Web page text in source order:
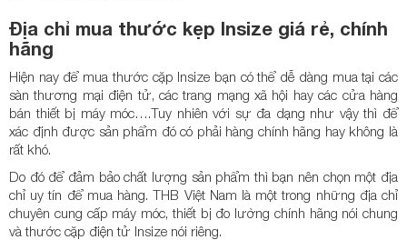
Địa chỉ mua thước kẹp Insize giá rẻ, chính
hãng
Hiện nay để mua thước cặp Insize bạn có thể dễ dàng mua tại các
sàn thương mại điện tử, các trang mạng xã hội hay các cửa hàng
bán thiết bị máy móc….Tuy nhiên với sự đa dạng như vậy thì để
xác định được sản phẩm đó có phải hàng chính hãng hay không là
rất khó.
Do đó để đảm bảo chất lượng sản phẩm thì bạn nên chọn một địa
chỉ uy tín để mua hàng. THB Việt Nam là một trong những địa chỉ
chuyên cung cấp máy móc, thiết bị đo lường chính hãng nói chung
và thước cặp điện tử Insize nói riêng.